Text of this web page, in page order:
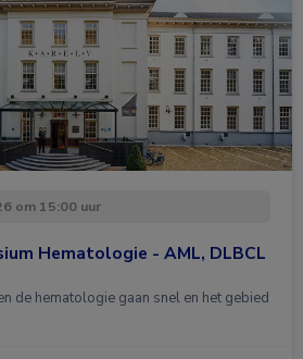
om 15:00 uur
Hematologie - AML, DLBCL
de hematologie gaan snel en het gebied